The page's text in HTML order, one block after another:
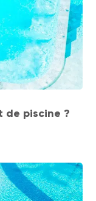
de piscine ?